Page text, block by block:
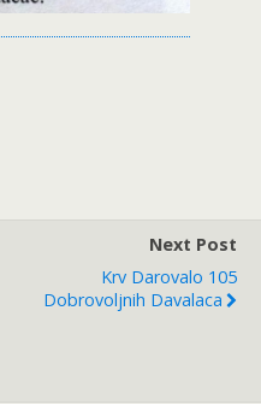
Next Post
Krv Darovalo 105
Dobrovoljnih Davalaca